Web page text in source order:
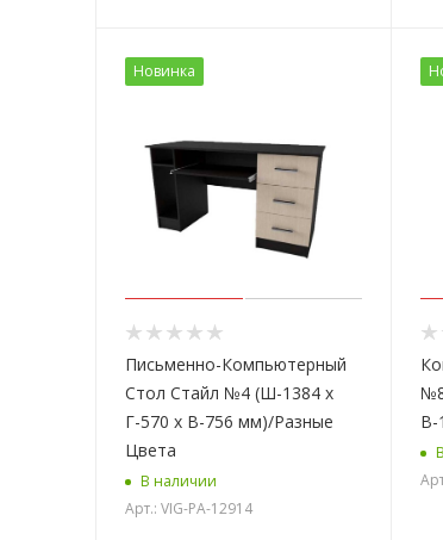
Новинка
Письменно-Компьютерный
Стол Стайл №4 (Ш-1384 x
Г-570 x В-756 мм)/Разные
Цвета
В наличии
Арт.: VIG-PA-12914
В-